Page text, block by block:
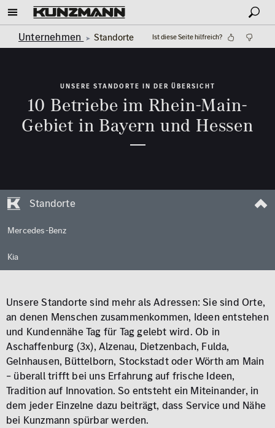
Unternehmen Standorte Ist diese Seite hilfreich?
UNSERE STANDORTE IN DER ÜBERSICHT
10 Betriebe im Rhein-Main-
Gebiet in Bayern und Hessen
Standorte
Mercedes-Benz
Kia
Unsere Standorte sind mehr als Adressen: Sie sind Orte,
an denen Menschen zusammenkommen, Ideen entstehen
und Kundennähe Tag für Tag gelebt wird. Ob in
Aschaffenburg (3x), Alzenau, Dietzenbach, Fulda,
Gelnhausen, Büttelborn, Stockstadt oder Wörth am Main
– überall trifft bei uns Erfahrung auf frische Ideen,
Tradition auf Innovation.So entsteht ein Miteinander, in
dem jeder Einzelne dazu beiträgt, dass Service und Nähe
bei Kunzmann spürbar werden.